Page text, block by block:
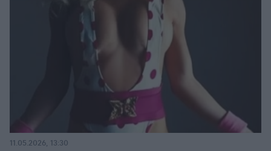
11.05.2026, 13:30